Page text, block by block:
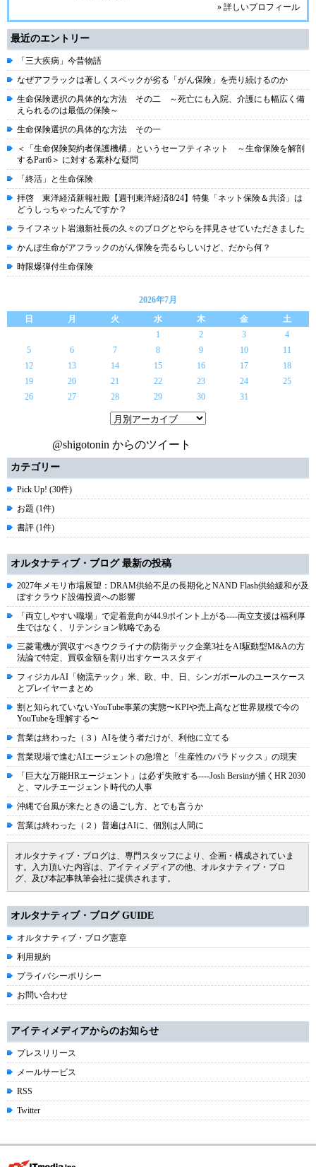
» 詳しいプロフィール
最近のエントリー
「三大疾病」今昔物語
なぜアフラックは著しくスペックが劣る「がん保険」を売り続けるのか
生命保険選択の具体的な方法 その二 ～死亡にも入院、介護にも幅広く備
えられるのは最低の保険～
生命保険選択の具体的な方法 その一
＜「生命保険契約者保護機構」というセーフティネット ～生命保険を解剖
するPart6＞ に対する素朴な疑問
「終活」と生命保険
拝啓 東洋経済新報社殿【週刊東洋経済8/24】特集「ネット保険＆共済」は
どうしっちゃったんですか？
ライフネット岩瀬新社長の久々のブログとやらを拝見させていただきました
かんぽ生命がアフラックのがん保険を売るらしいけど、だから何？
時限爆弾付生命保険
2026年7月
日
月 火 水 木 金
土
1
2 3
4
5
6 7 8 9 10
11
12
13 14 15 16 17
18
19
20 21 22 23 24
25
26
27 28 29 30 31
@shigotonin からのツイート
カテゴリー
Pick Up! (30件)
お題 (1件)
書評 (1件)
オルタナティブ・ブログ 最新の投稿
2027年メモリ市場展望：DRAM供給不足の長期化とNAND Flash供給緩和が及
ぼすクラウド設備投資への影響
「両立しやすい職場」で定着意向が44.9ポイント上がる----両立支援は福利厚
生ではなく、リテンション戦略である
三菱電機が買収すべきウクライナの防衛テック企業3社をAI駆動型M&Aの方
法論で特定、買収金額を割り出すケーススタディ
フィジカルAI「物流テック」米、欧、中、日、シンガポールのユースケース
とプレイヤーまとめ
割と知られていないYouTube事業の実態〜KPIや売上高など世界規模で今の
YouTubeを理解する〜
営業は終わった（３）AIを使う者だけが、利他に立てる
営業現場で進むAIエージェントの急増と「生産性のパラドックス」の現実
「巨大な万能HRエージェント」は必ず失敗する----Josh Bersinが描くHR 2030
と、マルチエージェント時代の人事
沖縄で台風が来たときの過ごし方、とでも言うか
営業は終わった（２）普遍はAIに、個別は人間に
オルタナティブ・ブログは、専門スタッフにより、企画・構成されていま
す。入力頂いた内容は、アイティメディアの他、オルタナティブ・ブロ
グ、及び本記事執筆会社に提供されます。
オルタナティブ・ブログ GUIDE
オルタナティブ・ブログ憲章
利用規約
プライバシーポリシー
お問い合わせ
アイティメディアからのお知らせ
プレスリリース
メールサービス
RSS
Twitter